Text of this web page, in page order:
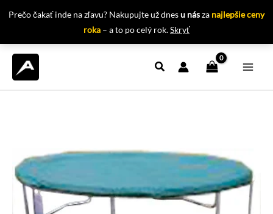
Prečo čakať inde na zľavu? Nakupujte už dnesu násza najlepšie ceny
roka – a to po celý rok.Skryť
Preskočiť